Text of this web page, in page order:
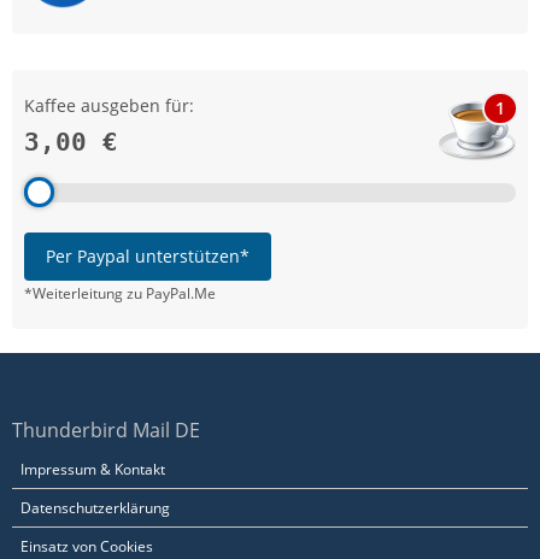
Kaffee ausgeben für:
3,00 €
1
Per Paypal unterstützen*
*Weiterleitung zu PayPal.Me
Thunderbird Mail DE
Impressum & Kontakt
Datenschutzerklärung
Einsatz von Cookies